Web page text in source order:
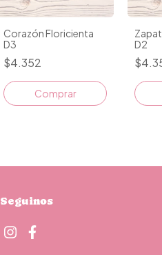
Corazón Floricienta
D3
$4.352
Comprar
D2
Seguinos